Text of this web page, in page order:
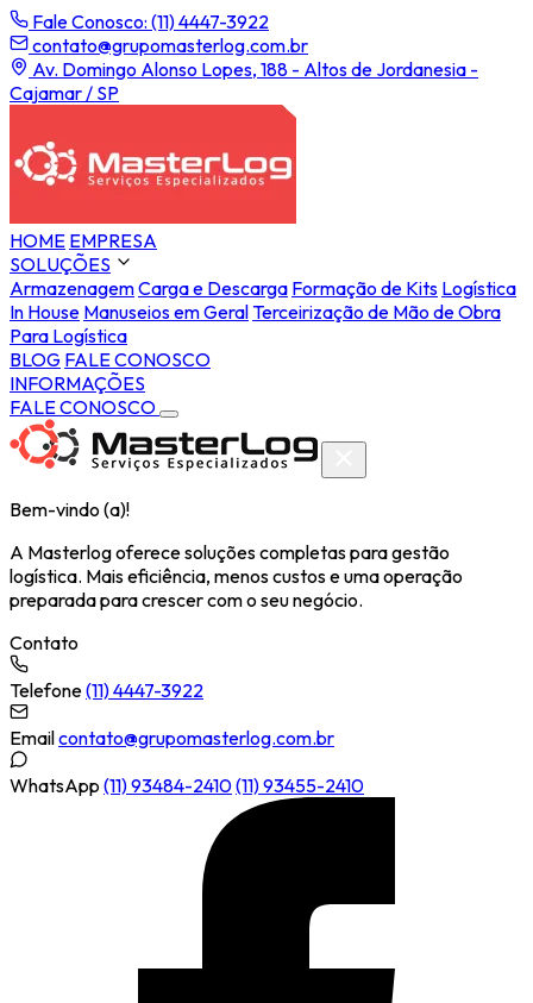
Fale Conosco: (11) 4447-3922
contato@grupomasterlog.com.br
Av. Domingo Alonso Lopes, 188 - Altos de Jordanesia -
Cajamar / SP
HOME EMPRESA
SOLUÇÕES
ArmazenagemCarga e Descarga Formação de Kits Logística
In House Manuseios em GeralTerceirização de Mão de Obra
Para Logística
BLOG FALE CONOSCO
INFORMAÇÕES
FALE CONOSCO
Bem-vindo (a)!
A Masterlog oferece soluções completas para gestão
logística. Mais eficiência, menos custos e uma operação
preparada para crescer com o seu negócio.
Contato
Telefone(11) 4447-3922
Emailcontato@grupomasterlog.com.br
WhatsApp (11) 93484-2410(11) 93455-2410